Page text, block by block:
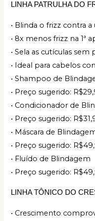
LINHA PATRULHA DO
• Blinda o frizz contra
• 8x menos frizz na 1ª
• Sela as cutículas sem
• Ideal para cabelos
• Shampoo de
• Preço sugerido:
• Condicionador de
• Preço sugerido:
• Máscara de
• Preço sugerido:
• Fluído de Blindagem
• Preço sugerido:
LINHA TÔNICO DO
• Crescimento